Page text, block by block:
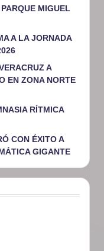
MIGUEL
A LA JORNADA
A
EN ZONA NORTE
RÍTMICA
CON ÉXITO A
GIGANTE